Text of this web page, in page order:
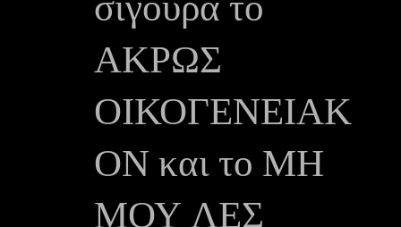
ΑΚΡΩΣ
ΟΙΚΟΓΕΝΕΙΑΚ
ΟΝ και το ΜΗ
ΜΟΥ ΛΕΣ